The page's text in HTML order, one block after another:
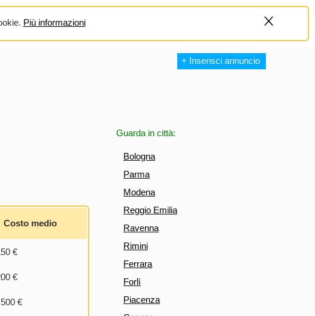
Più informazioni
+
+ Inserisci annuncio
Guarda in città:
Bologna
Parma
Modena
Reggio Emilia
Ravenna
Rimini
Ferrara
Forlì
Piacenza
Costo medio
€
€
€